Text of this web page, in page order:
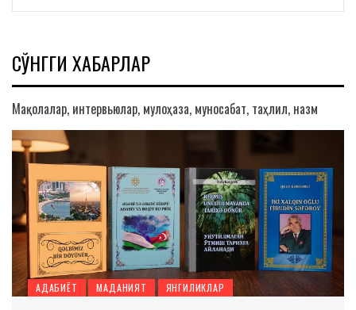
СЎНГГИ ХАБАРЛАР
Мақолалар, интервьюлар, мулоҳаза, муносабат, таҳлил, назм
АДАБИЁТ МАДАНИЯТ ЯНГИЛИКЛАР